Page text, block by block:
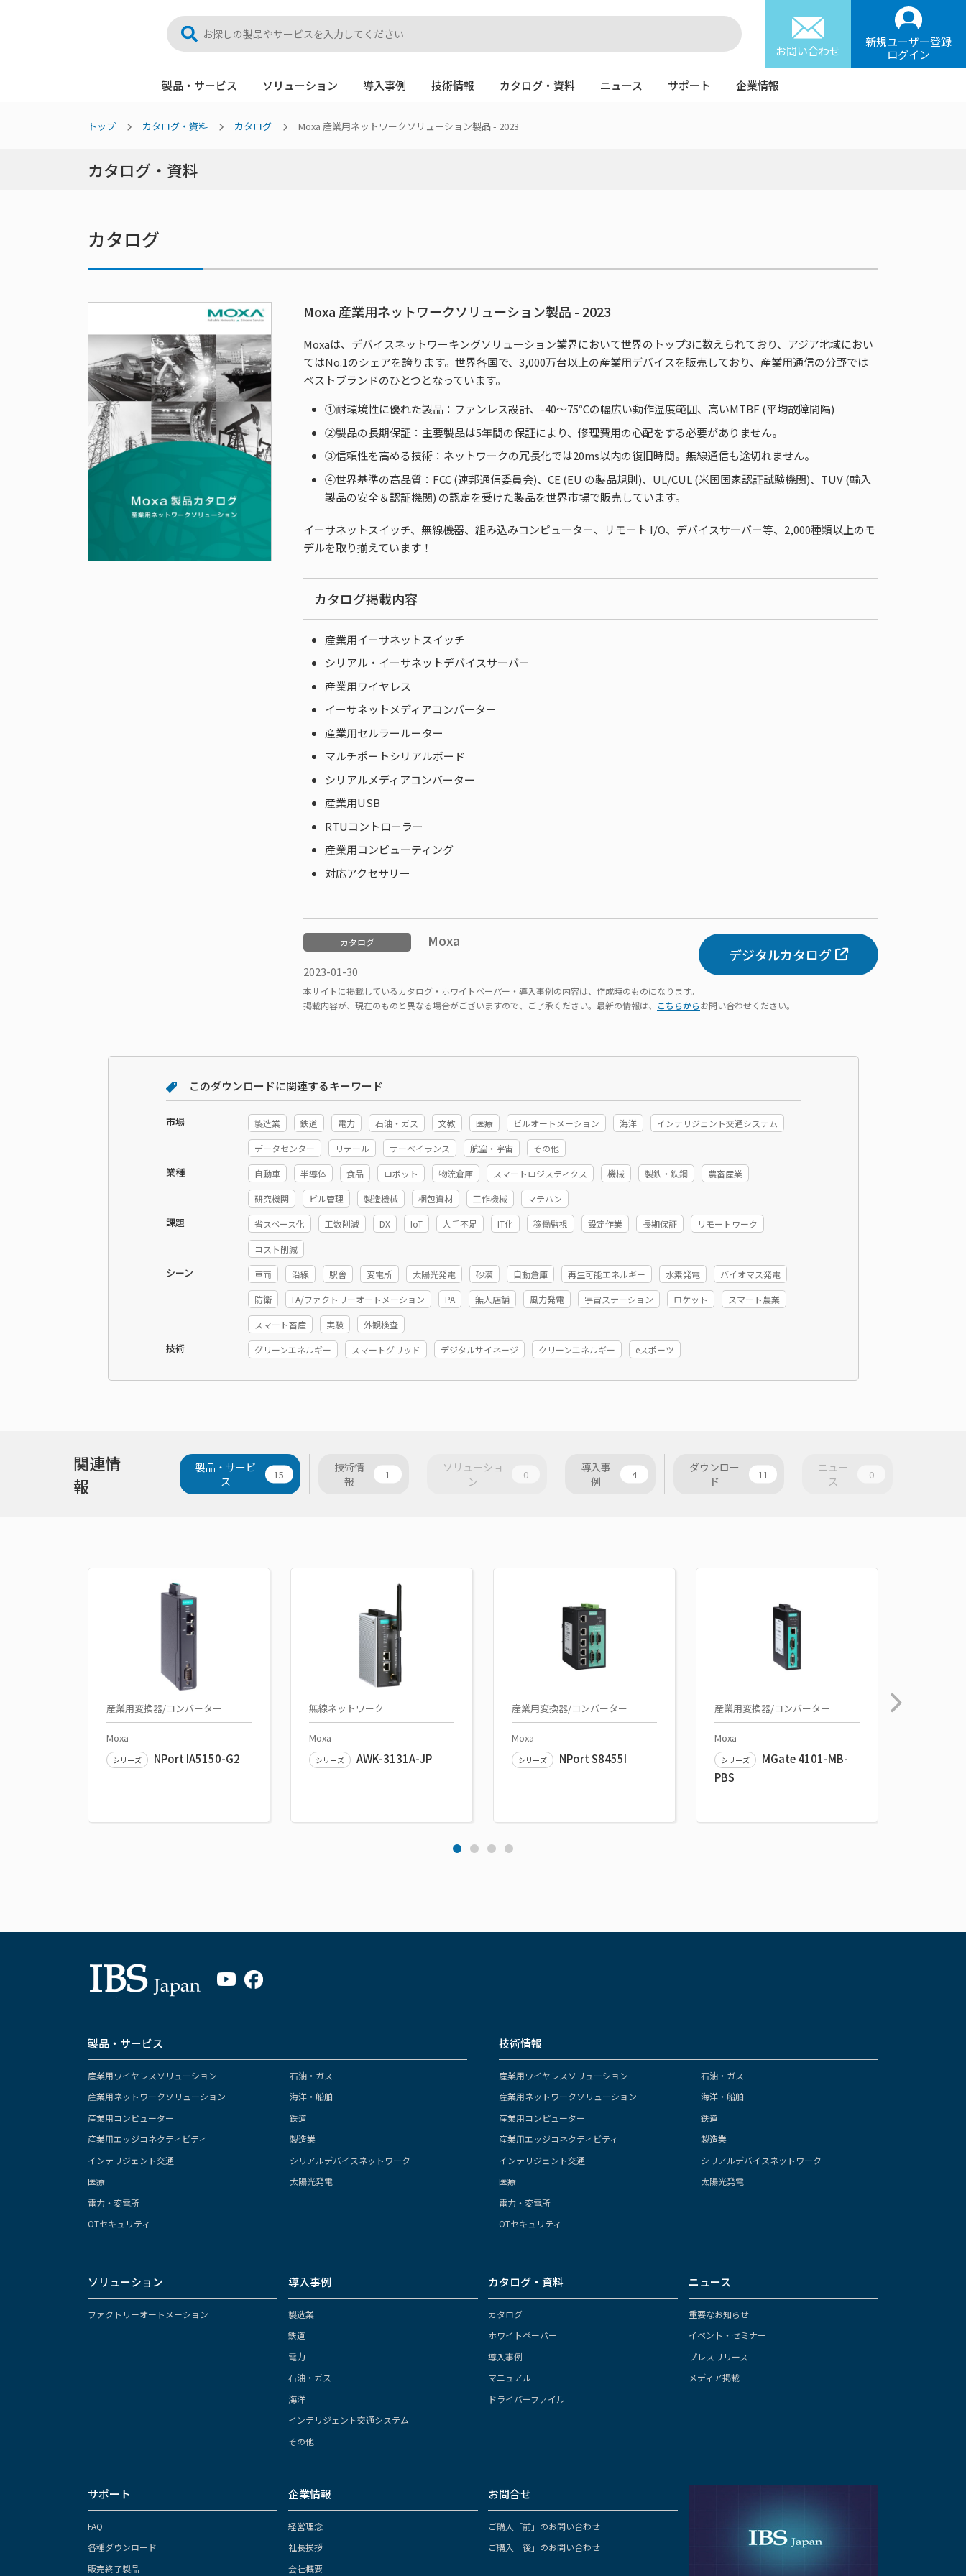
お問い合わせ
新規ユーザー登録
ログイン
製品・サービス ソリューション 導入事例 技術情報 カタログ・資料 ニュース サポート 企業情報
トップ カタログ・資料 カタログ Moxa 産業用ネットワークソリューション製品 - 2023
カタログ・資料
カタログ
Moxa 産業用ネットワークソリューション製品 - 2023
Moxaは、デバイスネットワーキングソリューション業界において世界のトップ3に数えられており、アジア地域におい
てはNo.1のシェアを誇ります。世界各国で、3,000万台以上の産業用デバイスを販売しており、産業用通信の分野では
ベストブランドのひとつとなっています。
①耐環境性に優れた製品：ファンレス設計、-40～75℃の幅広い動作温度範囲、高いMTBF (平均故障間隔)
②製品の長期保証：主要製品は5年間の保証により、修理費用の心配をする必要がありません。
③信頼性を高める技術：ネットワークの冗長化では20ms以内の復旧時間。無線通信も途切れません。
④世界基準の高品質：FCC (連邦通信委員会)、CE (EU の製品規則)、UL/CUL (米国国家認証試験機関)、TUV (輸入
製品の安全＆認証機関) の認定を受けた製品を世界市場で販売しています。
イーサネットスイッチ、無線機器、組み込みコンピューター、リモート I/O、デバイスサーバー等、2,000種類以上のモ
デルを取り揃えています！
カタログ掲載内容
産業用イーサネットスイッチ
シリアル・イーサネットデバイスサーバー
産業用ワイヤレス
イーサネットメディアコンバーター
産業用セルラールーター
マルチポートシリアルボード
シリアルメディアコンバーター
産業用USB
RTUコントローラー
産業用コンピューティング
対応アクセサリー
カタログ Moxa
2023-01-30
デジタルカタログ
本サイトに掲載しているカタログ・ホワイトペーパー・導入事例の内容は、作成時のものになります。
掲載内容が、現在のものと異なる場合がございますので、ご了承ください。最新の情報は、
こちらからお問い合わせください。
このダウンロードに関連するキーワード
市場 製造業 鉄道 電力 石油・ガス 文教 医療 ビルオートメーション 海洋 インテリジェント交通システム
データセンター リテール サーベイランス 航空・宇宙 その他
業種 自動車 半導体 食品 ロボット 物流倉庫 スマートロジスティクス 機械 製鉄・鉄鋼 農畜産業
研究機関 ビル管理 製造機械 梱包資材 工作機械 マテハン
課題 省スペース化 工数削減 DX IoT 人手不足 IT化 稼働監視 設定作業 長期保証 リモートワーク
コスト削減
シーン 車両 沿線 駅舎 変電所 太陽光発電 砂漠 自動倉庫 再生可能エネルギー 水素発電 バイオマス発電
防衛 FA/ファクトリーオートメーション PA 無人店舗 風力発電 宇宙ステーション ロケット スマート農業
スマート畜産 実験 外観検査
技術 グリーンエネルギー スマートグリッド デジタルサイネージ クリーンエネルギー eスポーツ
関連情
報
製品・サービ
ス
15
技術情
報
1
ソリューショ
ン
0
導入事
例
4
ダウンロー
ド
11
ニュー
ス
0
産業用変換器/コンバーター
Moxa
シリーズ NPort IA5150-G2
無線ネットワーク
Moxa
シリーズ AWK-3131A-JP
産業用変換器/コンバーター
Moxa
シリーズ NPort S8455I
産業用変換器/コンバーター
Moxa
シリーズ
MGate 4101-MB-
PBS
製品・サービス
産業用ワイヤレスソリューション
産業用ネットワークソリューション
産業用コンピューター
産業用エッジコネクティビティ
インテリジェント交通
医療
電力・変電所
OTセキュリティ
石油・ガス
海洋・船舶
鉄道
製造業
シリアルデバイスネットワーク
太陽光発電
技術情報
産業用ワイヤレスソリューション
産業用ネットワークソリューション
産業用コンピューター
産業用エッジコネクティビティ
インテリジェント交通
医療
電力・変電所
OTセキュリティ
石油・ガス
海洋・船舶
鉄道
製造業
シリアルデバイスネットワーク
太陽光発電
ソリューション
ファクトリーオートメーション
導入事例
製造業
鉄道
電力
石油・ガス
海洋
インテリジェント交通システム
その他
カタログ・資料
カタログ
ホワイトペーパー
導入事例
マニュアル
ドライバーファイル
ニュース
重要なお知らせ
イベント・セミナー
プレスリリース
メディア掲載
サポート
FAQ
各種ダウンロード
販売終了製品
企業情報
経営理念
社長挨拶
会社概要
お問合せ
ご購入「前」のお問い合わせ
ご購入「後」のお問い合わせ